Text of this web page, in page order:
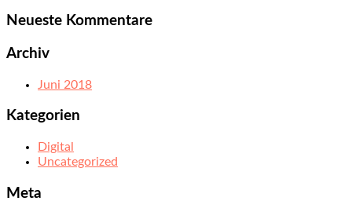
Neueste Kommentare
Archiv
Juni 2018
Kategorien
Digital
Uncategorized
Meta